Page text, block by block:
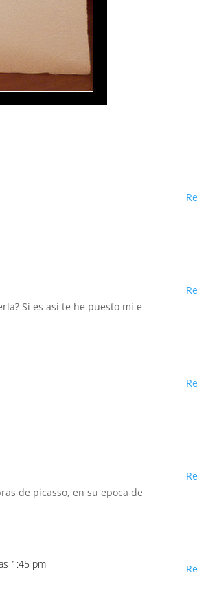
Si es así te he puesto mi e-
de picasso, en su epoca de
1:45 pm